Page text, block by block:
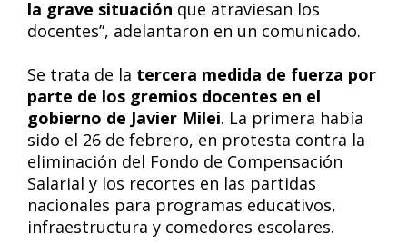
la grave situación que atraviesan los
docentes”, adelantaron en un comunicado.
Se trata de la tercera medida de fuerza por
parte de los gremios docentes en el
gobierno de Javier Milei. La primera había
sido el 26 de febrero, en protesta contra la
eliminación del Fondo de Compensación
Salarial y los recortes en las partidas
nacionales para programas educativos,
infraestructura y comedores escolares.